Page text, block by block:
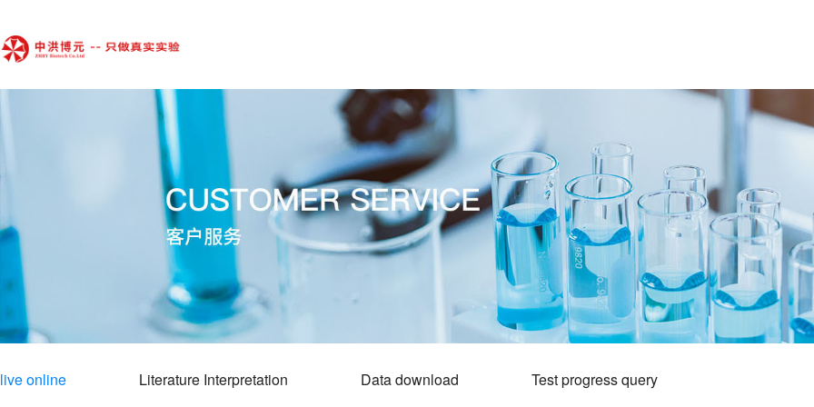
live online Literature Interpretation Data download Test progress query